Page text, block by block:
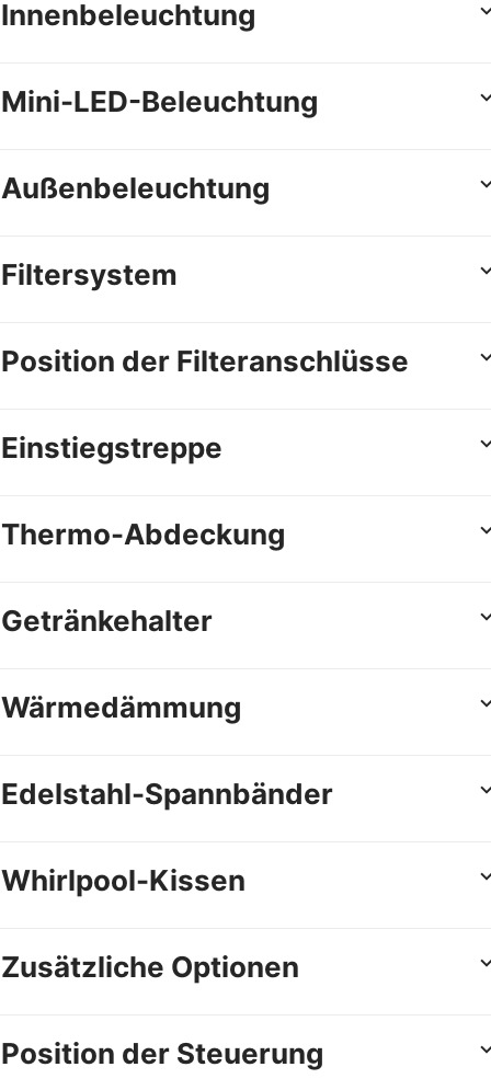
Innenbeleuchtung
Mini-LED-Beleuchtung
Außenbeleuchtung
Filtersystem
Position der Filteranschlüsse
Einstiegstreppe
Thermo-Abdeckung
Getränkehalter
Wärmedämmung
Edelstahl-Spannbänder
Whirlpool-Kissen
Zusätzliche Optionen
Position der Steuerung